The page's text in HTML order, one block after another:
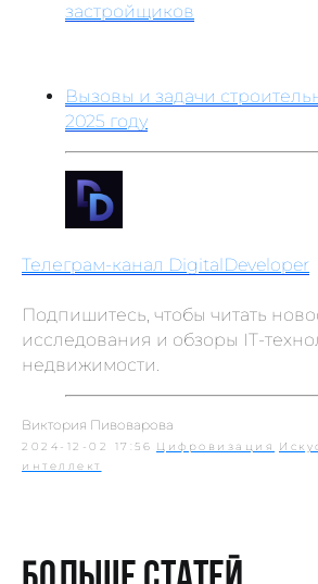
застройщиков
Вызовы и задачи
2025 году
Телеграм-канал DigitalDeveloper
Подпишитесь, чтобы читать
исследования и обзоры IT-
недвижимости.
Виктория Пивоварова
2024-12-02 17:56 Цифровизация
интеллект